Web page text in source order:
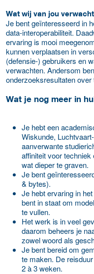
Wat wij van jou
Je bent geïnteresseerd in
data-interoperabiliteit.
ervaring is mooi
kunnen verplaatsen in
(defensie-) gebruikers en
verwachten. Andersom
onderzoeksresultaten over
Wat je nog meer in
Je hebt een
Wiskunde,
aanverwante
affiniteit voor
wat dieper te graven.
Je bent
& bytes).
Je hebt ervaring in
bent in staat om
te vullen.
Het werk is in veel
daarom beheers je
zowel woord als
Je bent bereid om
te maken. De
2 à 3 weken.